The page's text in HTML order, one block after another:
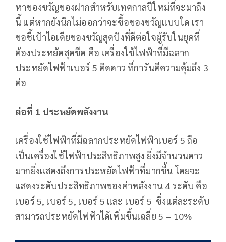
หาของขวัญของฝากสำหรับเทศกาล​ปีใหม่​ที่จะมาถึง
นี้ แต่หากยังนึกไม่ออกว่าจะซื้อของขวัญแบบใด เรา
ขอชี้เป้าไอเดียของขวัญสุดปังที่ดีต่อใจผู้รับในยุคที่
ต้องประหยัดสุดขีด คือ เครื่องใช้ไฟฟ้าที่มีฉลาก
ประหยัดไฟฟ้าเบอร์ 5 ติดดาว ที่การันตีความคุ้มถึง 3
ต่อ
ต่อที่ 1 ประหยัดพลังงาน
เครื่อง​ใช้​ไฟฟ้า​ที่มี​ฉลาก​ประหยัด​ไฟฟ้า​เบอร์​ 5 ถือ
เป็นเครื่องใช้ไฟฟ้าประสิทธิภาพ​สูง​ ยิ่งมีจำนวนดาว
มากยิ่งแสดงถึงการประหยัดไฟฟ้าที่มากขึ้น โดยจะ
แสดงระดับประสิทธิภาพของค่าพลังงาน 4 ระดับ คือ
เบอร์ 5, เบอร์ 5, เบอร์ 5 และ เบอร์ 5 ซึ่งแต่ละระดับ
สามารถประหยัดไฟฟ้าได้เพิ่มขึ้นเฉลี่ย 5 – 10%